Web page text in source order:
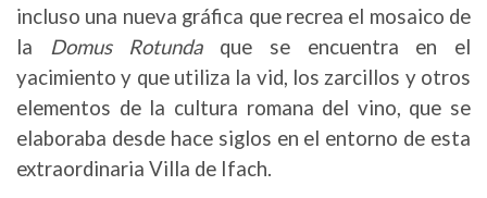
incluso una nueva gráfica que recrea el mosaico de
la
Domus Rotundaque se encuentra en el
yacimiento y que utiliza la vid, los zarcillos y otros
elementos de la cultura romana del vino, que se
elaboraba desde hace siglos en el entorno de esta
extraordinaria Villa de Ifach.